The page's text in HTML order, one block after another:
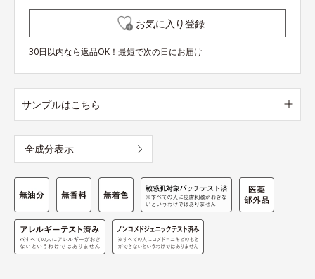
お気に入り登録
30日以内なら返品OK！最短で次の日にお届け
サンプルはこちら
全成分表示